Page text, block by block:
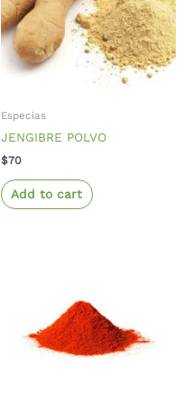
Especias
JENGIBRE POLVO
$70
Add to cart